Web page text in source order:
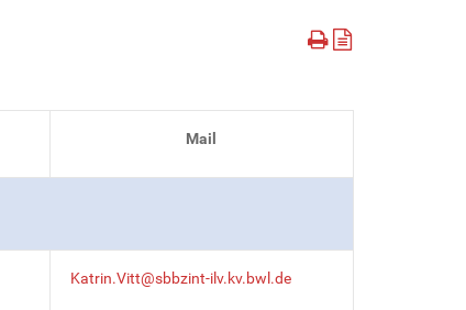
Mail
Katrin.Vitt@sbbzint-ilv.kv.bwl.de